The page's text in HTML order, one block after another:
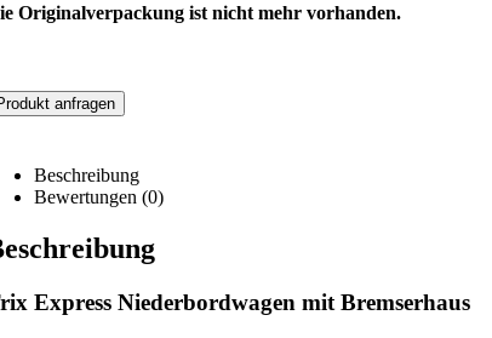
Originalverpackung ist nicht mehr vorhanden.
anfragen
Beschreibung
Bewertungen (0)
Express Niederbordwagen mit Bremserhaus